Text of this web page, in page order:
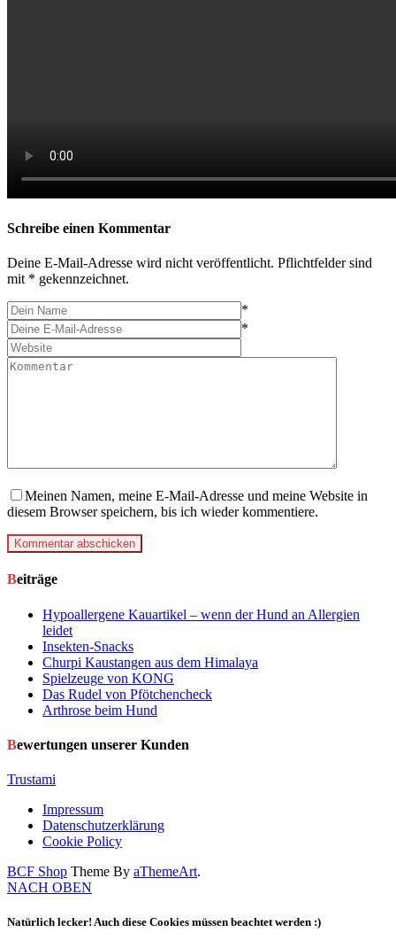
Schreibe einen Kommentar
Deine E-Mail-Adresse wird nicht veröffentlicht. Pflichtfelder sind
mit * gekennzeichnet.
*
*
Meinen Namen, meine E-Mail-Adresse und meine Website in
diesem Browser speichern, bis ich wieder kommentiere.
Kommentar abschicken
Beiträge
Hypoallergene Kauartikel – wenn der Hund an Allergien
leidet
Insekten-Snacks
Churpi Kaustangen aus dem Himalaya
Spielzeuge von KONG
Das Rudel von Pfötchencheck
Arthrose beim Hund
Bewertungen unserer Kunden
Trustami
Impressum
Datenschutzerklärung
Cookie Policy
BCF Shop Theme By aThemeArt.
NACH OBEN
Natürlich lecker! Auch diese Cookies müssen beachtet werden :)